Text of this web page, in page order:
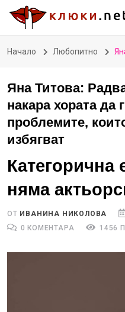
Начало Любопитно Яна
Яна Титова:
накара хората да
проблемите,
избягват
Категорична
няма
ОТ ИВАНИНА НИКОЛОВА
0 КОМЕНТАРА
1456